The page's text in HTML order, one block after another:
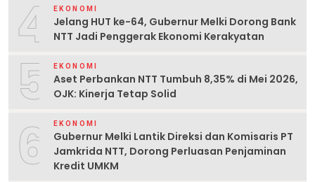
4 EKONOMI
Jelang HUT ke-64, Gubernur Melki Dorong Bank
NTT Jadi Penggerak Ekonomi Kerakyatan
5 EKONOMI
Aset Perbankan NTT Tumbuh 8,35% di Mei 2026,
OJK: Kinerja Tetap Solid
6 EKONOMI
Gubernur Melki Lantik Direksi dan Komisaris PT
Jamkrida NTT, Dorong Perluasan Penjaminan
Kredit UMKM